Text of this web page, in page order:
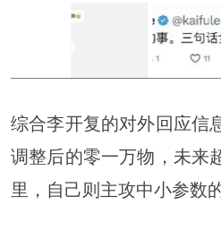
综合李开复的对外回应信
调整后的零一万物，未来
里，自己则主攻中小参数